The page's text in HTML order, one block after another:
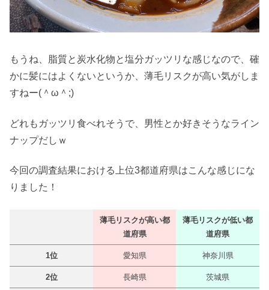
もうね、脂質と炭水化物と塩分ガッツリな感じなので、確
かに髪にはよくないというか、薄毛リスクが高い気がしま
すねー(＾ω＾;)
どれもガッツリ食べれそうで、男性とか好きそうなライン
ナップだしｗ
今回の調査結果における上位3都道府県はこんな感じにな
りました！
薄毛リスクが高い都
道府県
薄毛リスクが低い都
道府県
1位 愛知県 神奈川県
2位 長崎県 茨城県